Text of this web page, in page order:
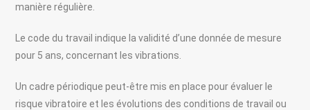
manière régulière.
Le code du travail indique la validité d’une donnée de mesure
pour 5 ans, concernant les vibrations.
Un cadre périodique peut-être mis en place pour évaluer le
risque vibratoire et les évolutions des conditions de travail ou